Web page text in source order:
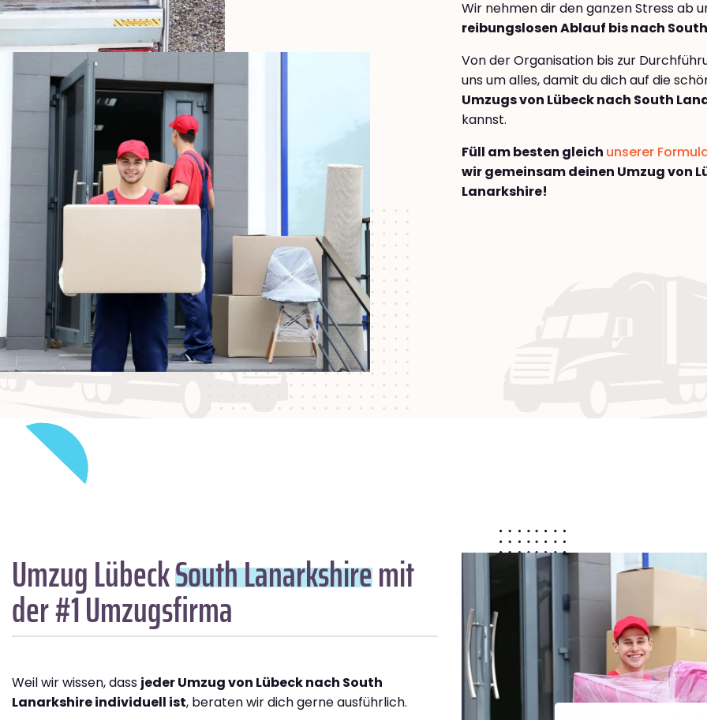
Wir nehmen dir den ganzen Stress ab
reibungslosen Ablauf bis nach
Von der Organisation bis zur
uns um alles, damit du dich auf die
Umzugs von Lübeck nach South
kannst.
Füll am besten gleich unserer
wir gemeinsam deinen Umzug von
Lanarkshire!
Umzug LübeckSouth Lanarkshiremit
der #1 Umzugsfirma
Weil wir wissen, dass jeder Umzug von Lübeck nach South
Lanarkshire individuell ist, beraten wir dich gerne ausführlich.